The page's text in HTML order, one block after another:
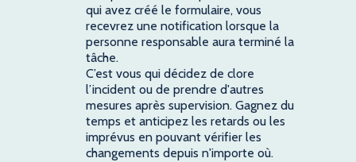
qui avez créé le formulaire, vous
recevrez une notification lorsque la
personne responsable aura terminé la
tâche.
C’est vous qui décidez de clore
l’incident ou de prendre d'autres
mesures après supervision. Gagnez du
temps et anticipez les retards ou les
imprévus en pouvant vérifier les
changements depuis n'importe où.